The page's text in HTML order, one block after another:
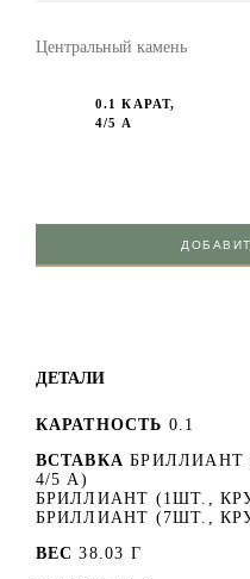
Центральный камень
0.1 КАРАТ,
4/5 А
ДЕТАЛИ
КАРАТНОСТЬ 0.1
ВСТАВКА БРИЛЛИАНТ
4/5 А)
БРИЛЛИАНТ (1ШТ.,
БРИЛЛИАНТ (7ШТ.,
ВЕС 38.03 Г